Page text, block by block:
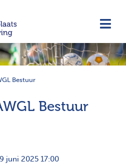
Bestuur
Bestuur
juni 2025 17:00